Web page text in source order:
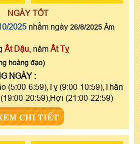
NGÀY TỐT
2025 nhằm ngày 26/8/2025 Âm
Ất Dậu , năm Ất Tỵ
hoàng đạo)
NGÀY :
(5:00-6:59),Tỵ (9:00-10:59),Thân
20:59),Hợi (21:00-22:59)
CHI TIẾT